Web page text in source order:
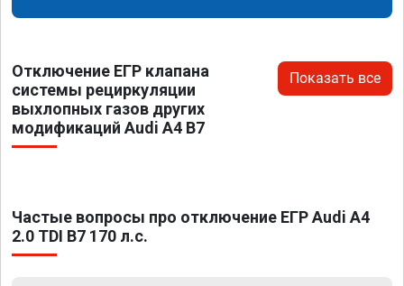
Отключение ЕГР клапана
системы рециркуляции
выхлопных газов других
модификаций Audi A4 B7
Показать все
Частые вопросы про отключение ЕГР Audi A4
2.0 TDI B7 170 л.с.